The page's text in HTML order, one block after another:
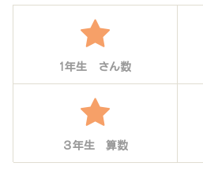
1年生 さん数
３年生 算数